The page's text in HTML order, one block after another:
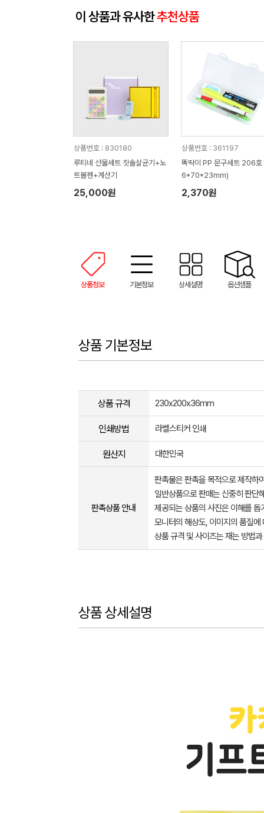
이 상품과 유사한추천상품
상품번호 : 830180
루티네 선물세트 칫솔살균기+노
트볼펜+계산기
25,000원
상품번호 : 361197
똑딱이 PP 문구세트 206호
6*70*23mm)
2,370원
상품정보 기본정보 상세설명 옵션샘플
상품 기본정보
상품 규격 230x200x36mm
인쇄방법 라벨스티커 인쇄
원산지 대한민국
판촉상품 안내
판촉물은 판촉을 목적으로 제작하
일반상품으로 판매는 신중히 판단
제공되는 상품의 사진은 이해를
모니터의 해상도, 이미지의 품질
상품 규격 및 사이즈는 재는 방법
상품 상세설명